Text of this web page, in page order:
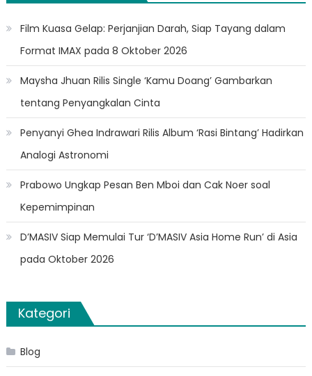
Film Kuasa Gelap: Perjanjian Darah, Siap Tayang dalam
Format IMAX pada 8 Oktober 2026
Maysha Jhuan Rilis Single ‘Kamu Doang’ Gambarkan
tentang Penyangkalan Cinta
Penyanyi Ghea Indrawari Rilis Album ‘Rasi Bintang’ Hadirkan
Analogi Astronomi
Prabowo Ungkap Pesan Ben Mboi dan Cak Noer soal
Kepemimpinan
D’MASIV Siap Memulai Tur ‘D’MASIV Asia Home Run’ di Asia
pada Oktober 2026
Kategori
Blog